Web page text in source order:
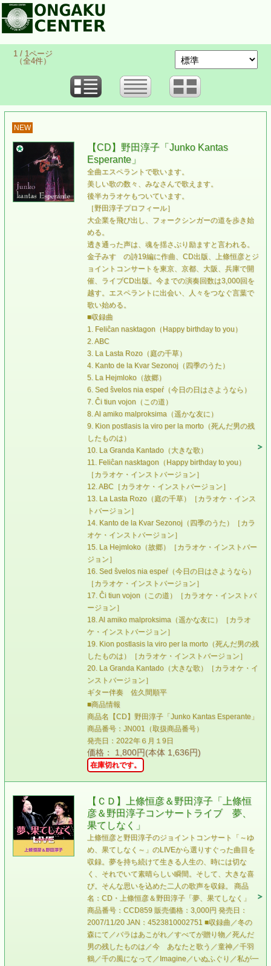
1 / 1ページ
（全4件）
NEW
【CD】野田淳子「Junko Kantas
Esperante」
全曲エスペラントで歌います。
美しい歌の数々、みなさんで歌えます。
後半カラオケもついています。
［野田淳子プロフィール］
大企業を飛び出し、フォークシンガーの道を歩き始
める。
透き通った声は、魂を揺さぶり励ますと言われる。
金子みすゞの詩19編に作曲、CD出版、上條恒彦とジ
ョイントコンサートを東京、京都、大阪、兵庫で開
催、ライブCD出版。今までの演奏回数は3,000回を
越す。エスペラントに出会い、人々をつなぐ言葉で
歌い始める。
■収録曲
1. Feliĉan nasktagon（Happy birthday to you）
2. ABC
3. La Lasta Rozo（庭の千草）
4. Kanto de la Kvar Sezonoj（四季のうた）
5. La Hejmloko（故郷）
6. Sed ŝvelos nia espeŕ（今日の日はさようなら）
7. Ĉi tiun vojon（この道）
8. Al amiko malproksima（遥かな友に）
9. Kion postlasis la viro per la morto（死んだ男の残
したものは）
10. La Granda Kantado（大きな歌）
11. Feliĉan nasktagon（Happy birthday to you）
［カラオケ・インストバージョン］
12. ABC［カラオケ・インストバージョン］
13. La Lasta Rozo（庭の千草）［カラオケ・インス
トバージョン］
14. Kanto de la Kvar Sezonoj（四季のうた）［カラ
オケ・インストバージョン］
15. La Hejmloko（故郷）［カラオケ・インストバー
ジョン］
16. Sed ŝvelos nia espeŕ（今日の日はさようなら）
［カラオケ・インストバージョン］
17. Ĉi tiun vojon（この道）［カラオケ・インストバ
ージョン］
18. Al amiko malproksima（遥かな友に）［カラオ
ケ・インストバージョン］
19. Kion postlasis la viro per la morto（死んだ男の残
したものは）［カラオケ・インストバージョン］
20. La Granda Kantado（大きな歌）［カラオケ・イ
ンストバージョン］
ギター伴奏 佐久間順平
■商品情報
商品名【CD】野田淳子「Junko Kantas Esperante」
商品番号：JN001（取扱商品番号）
発売日：2022年６月１9日
価格： 1,800円(本体 1,636円)
在庫切れです。
【ＣＤ】上條恒彦＆野田淳子「上條恒
彦＆野田淳子コンサートライブ 夢、
果てしなく」
上條恒彦と野田淳子のジョイントコンサート「～ゆ
め、果てしなく～」のLIVEから選りすぐった曲目を
収録。夢を持ち続けて生きる人生の、時には切な
く、それでいて素晴らしい瞬間。そして、大きな喜
び。そんな思いを込めた二人の歌声を収録。 商品
名：CD・上條恒彦＆野田淳子「夢、果てしなく」
商品番号：CCD859 販売価格：3,000円 発売日：
2007/11/20 JAN：4523810002751 ■収録曲／冬の
森にて／バラはあこがれ／すべてが贈り物／死んだ
男の残したものは／今 あなたと歌う／童神／千羽
鶴／千の風になって／Imagine／いぬふぐり／私が一